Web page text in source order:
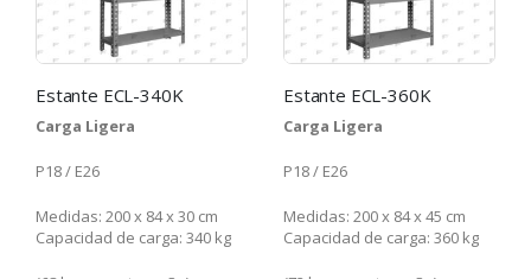
Estante ECL-340K
Carga Ligera
P18 / E26
Medidas: 200 x 84 x 30 cm
Capacidad de carga: 340 kg
Estante ECL-360K
Carga Ligera
P18 / E26
Medidas: 200 x 84 x 45 cm
Capacidad de carga: 360 kg